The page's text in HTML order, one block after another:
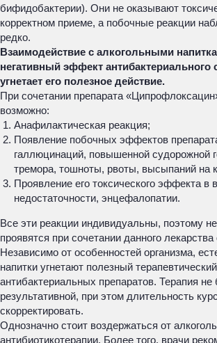
бифидобактерии). Они не оказывают
корректном приеме, а побочные реакции
редко.
Взаимодействие с алкогольными
негативный эффект антибактериального
угнетает его полезное действие.
При сочетании препарата
возможно:
Анафилактическая реакция;
Появление побочных эффектов
галлюцинаций, повышенной судорожной
тремора, тошноты, рвоты, высыпаний на
Проявление его токсического эффекта в
недостаточности, энцефалопатии.
Все эти реакции индивидуальны, поэтому
проявятся при сочетании данного
Независимо от особенностей организма,
напитки угнетают полезный
антибактериальных препаратов. Терапия не
результативной, при этом длительность
скорректировать.
Однозначно стоит воздержаться от
антибиотикотерапии. Более того, врачи